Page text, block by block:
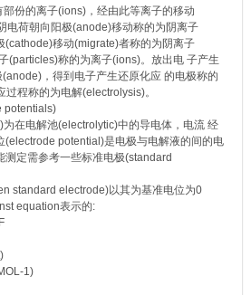
份的离子(ions)，经由此等离子的移动
电荷朝向阳极(anode)移动称的为阴离子
(cathode)移动(migrate)者称的为阴离子
(particles)称的为离子(ions)。放出电 子产生
，得到电子产生还原化应 的电极称的
程称的为电解(electrolysis)。
potentials)
在电解池(electrolytic)中的导电体，电流 经
(electrode potential)是电极与电解液的间的电
测定需参考一些标准电极(standard
standard electrode)以其为基准电位为0
equation表示的:
1)